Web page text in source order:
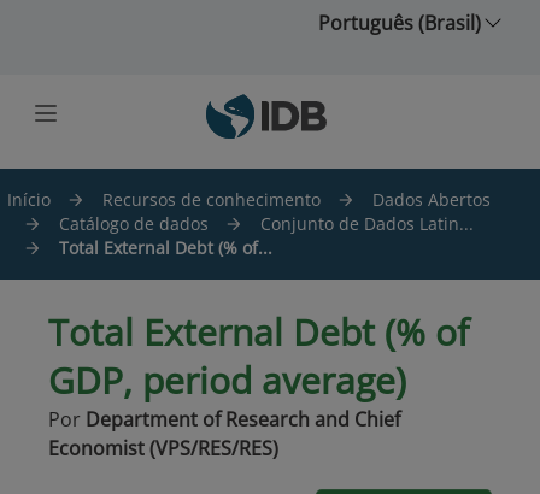
Português (Brasil)
Início Recursos de conhecimento
Dados Abertos
Catálogo de dados
Conjunto de Dados Latin...
Total External Debt (% of...
Total External Debt (% of
GDP, period average)
Por Department of Research and Chief
Economist (VPS/RES/RES)